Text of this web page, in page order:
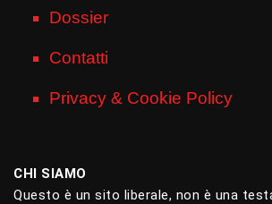
Dossier
Contatti
Privacy & Cookie Policy
CHI SIAMO
Questo è un sito liberale, non è una